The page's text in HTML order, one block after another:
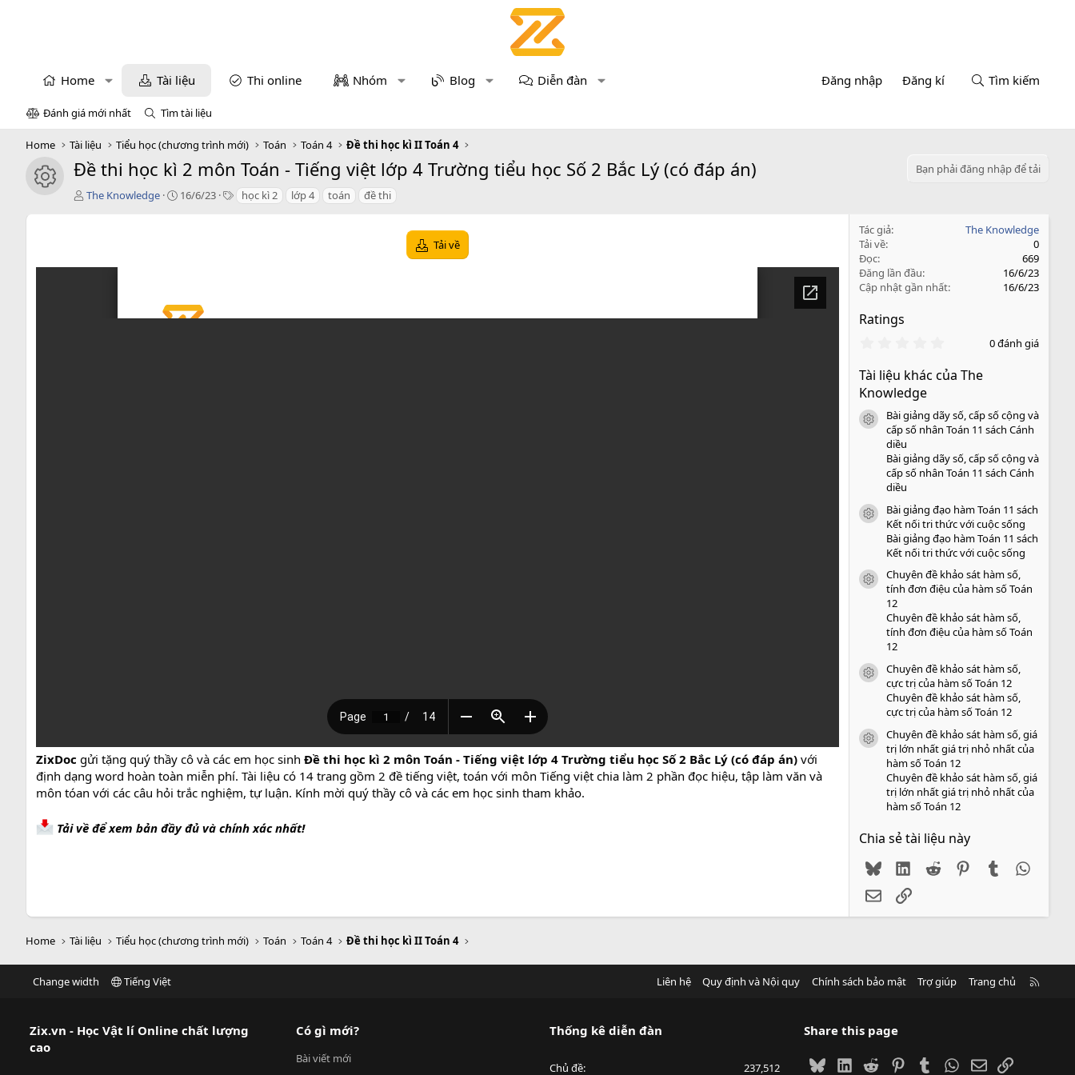
Home Tài liệu Thi online Nhóm Blog Diễn đàn Đăng nhập Đăng kí Tìm kiếm
Đánh giá mới nhất Tìm tài liệu
Home Tài liệu Tiểu học (chương trình mới) Toán Toán 4 Đề thi học kì II Toán 4
icon tài liệu
Đề thi học kì 2 môn Toán - Tiếng việt lớp 4 Trường tiểu học Số 2 Bắc Lý (có đáp án)
Bạn phải đăng nhập để tải
T
ả
The Knowledge
C
d
16/6/23
T học kì 2 lớp 4 toán đề thi
Tải về
ZixDoc gửi tặng quý thầy cô và các em học sinh Đề thi học kì 2 môn Toán - Tiếng việt lớp 4 Trường tiểu học Số 2 Bắc Lý (có đáp án) với
định dạng word hoàn toàn miễn phí. Tài liệu có 14 trang gồm 2 đề tiếng việt, toán với môn Tiếng việt chia làm 2 phần đọc hiệu, tập làm văn và
môn tóan với các câu hỏi trắc nghiệm, tự luận. Kính mời quý thầy cô và các em học sinh tham khảo.
Tải về để xem bản đầy đủ và chính xác nhất!
Tác giả
The Knowledge
Tải về
0
Đọc
669
Đăng lần đầu
16/6/23
Cập nhật gần nhất
16/6/23
Ratings
0
0
o
0 đánh giá
Tài liệu khác của The
Knowledge
icon tài liệu
Bài giảng dãy số, cấp số cộng và
cấp số nhân Toán 11 sách Cánh
diều
Bài giảng dãy số, cấp số cộng và
cấp số nhân Toán 11 sách Cánh
diều
icon tài liệu
Bài giảng đạo hàm Toán 11 sách
Kết nối tri thức với cuộc sống
Bài giảng đạo hàm Toán 11 sách
Kết nối tri thức với cuộc sống
icon tài liệu
Chuyên đề khảo sát hàm số,
tính đơn điệu của hàm số Toán
12
Chuyên đề khảo sát hàm số,
tính đơn điệu của hàm số Toán
12
icon tài liệu
Chuyên đề khảo sát hàm số,
cực trị của hàm số Toán 12
Chuyên đề khảo sát hàm số,
cực trị của hàm số Toán 12
icon tài liệu
Chuyên đề khảo sát hàm số, giá
trị lớn nhất giá trị nhỏ nhất của
hàm số Toán 12
Chuyên đề khảo sát hàm số, giá
trị lớn nhất giá trị nhỏ nhất của
hàm số Toán 12
Chia sẻ tài liệu này
BlueskyLinkedIn
Reddit PinterestTumblr
EmailLink
Home Tài liệu Tiểu học (chương trình mới) Toán Toán 4 Đề thi học kì II Toán 4
Change width Tiếng Việt Liên hệ Quy định và Nội quy Chính sách bảo mật Trợ giúp Trang chủ
Zix.vn - Học Vật lí Online chất lượng
cao
Có gì mới?
Bài viết mới
Thống kê diễn đàn
Chủ đề 237,512
Share this page
BlueskyLinkedIn
Reddit PinterestTumblrWhatsApp
EmailLink